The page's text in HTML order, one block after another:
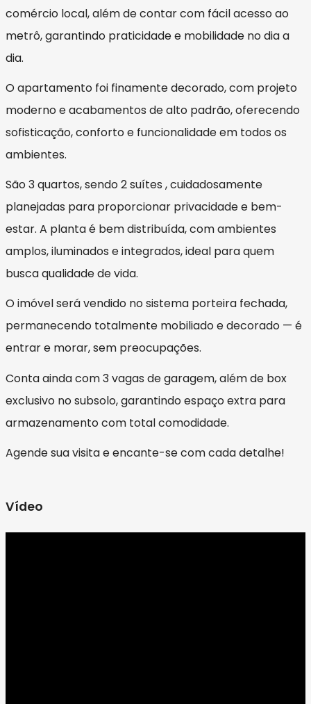
comércio local, além de contar com fácil acesso ao
metrô, garantindo praticidade e mobilidade no dia a
dia.
O apartamento foi finamente decorado, com projeto
moderno e acabamentos de alto padrão, oferecendo
sofisticação, conforto e funcionalidade em todos os
ambientes.
São 3 quartos, sendo 2 suítes , cuidadosamente
planejadas para proporcionar privacidade e bem-
estar. A planta é bem distribuída, com ambientes
amplos, iluminados e integrados, ideal para quem
busca qualidade de vida.
O imóvel será vendido no sistema porteira fechada,
permanecendo totalmente mobiliado e decorado — é
entrar e morar, sem preocupações.
Conta ainda com 3 vagas de garagem, além de box
exclusivo no subsolo, garantindo espaço extra para
armazenamento com total comodidade.
Agende sua visita e encante-se com cada detalhe!
Vídeo